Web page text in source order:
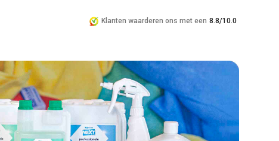
Klanten waarderen ons met een 8.8/10.0